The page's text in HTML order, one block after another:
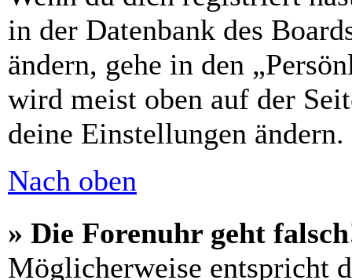
in der Datenbank des
ändern, gehe in den
wird meist oben auf der
deine Einstellungen ändern.
Nach oben
» Die Forenuhr geht
Möglicherweise entspricht